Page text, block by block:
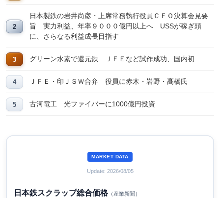
日本製鉄の岩井尚彦・上席常務執行役員ＣＦＯ決算会見要
旨 実力利益、年率９０００億円以上へ USSが稼ぎ頭
に、さらなる利益成長目指す
グリーン水素で還元鉄 ＪＦＥなど試作成功、国内初
ＪＦＥ・印ＪＳＷ合弁 役員に赤木・岩野・髙橋氏
古河電工 光ファイバーに1000億円投資
MARKET DATA
Update: 2026/08/05
日本鉄スクラップ総合価格（産業新聞）